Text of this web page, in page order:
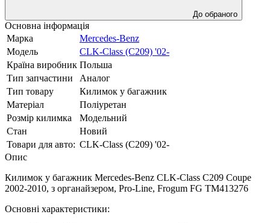
До обраного
Основна інформація
Марка
Mercedes-Benz
Модель
CLK-Class (C209) '02-
Країна виробник Польша
Тип запчастини
Аналог
Тип товару
Килимок у багажник
Матеріал
Поліуретан
Розмір килимка
Модельний
Стан
Новий
Товари для авто: CLK-Class (C209) '02-
Опис
Килимок у багажник Mercedes-Benz CLK-Class C209 Coupe
2002-2010, з органайзером, Pro-Line, Frogum FG TM413276
Основні характеристики: